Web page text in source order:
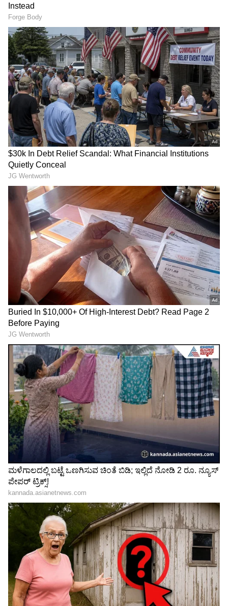
Image Credit :X
ವಾಟರ್ ಟ್ಯಾಂಕ್‌ನಲ್ಲಿ 27 ಹಾವುಮರಿಗಳು!
ಜೂನ್ 8 ರಂದು ಈ ಘಟನೆ ನಡೆದಿದೆ. ಮನೆಯ ಟ್ಯಾಂಕ್‌ನಿಂದ
ನೀರು ಬರದಿದ್ದಾಗ, ಕುಟುಂಬದವರು ಪರಿಶೀಲಿಸಲು
ಹೋಗಿದ್ದಾರೆ. ಆಗ ಟ್ಯಾಂಕ್ ಒಳಗೆ ಹಾವುಮರಿಗಳು
ಇರುವುದನ್ನು ಕಂಡು ಗಾಬರಿಯಾಗಿದ್ದಾರೆ. ತಕ್ಷಣವೇ ಅವರು
ಅರಣ್ಯ ಇಲಾಖೆಗೆ ಮಾಹಿತಿ ನೀಡಿದ್ದಾರೆ.
Related Articles
ನೆಲಮಂಗಲದಲ್ಲಿ ಕೊಳಕುಮಂಡಲ ಬೆನ್ನಲ್ಲೇ
ನಾಗರಹಾವಿನ ಮರಿಗಳು ಪ್ರತ್ಯಕ್ಷ: ಜನರಿಗೆ ಎಚ್ಚರಿಕೆ
ಕೊಟ್ಟ ಉರಗ ತಜ್ಞರು!
ನೆಲಮಂಗಲದಲ್ಲಿ ರಾಶಿ ರಾಶಿ ಕೊಳಕು ಮಂಡಲ
ಹಾವುಗಳು ಪತ್ತೆ; ಕೇವಲ 16 ಹಾವು ರಕ್ಷಣೆ, ಉಳಿದೆಲ್ಲವೂ
3
5
Image Credit :
ಮಾಹಿತಿ ಸಿಕ್ಕ ಕೂಡಲೇ ಅರಣ್ಯ ಇಲಾಖೆಯ ರಕ್ಷಣಾ ತಂಡ